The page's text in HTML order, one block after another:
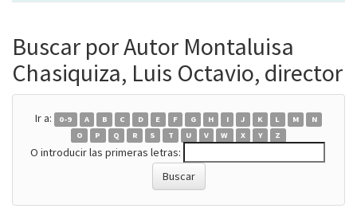
Buscar por Autor Montaluisa
Chasiquiza, Luis Octavio, director
Ir a: 0-9 A B C D E F G H I J K L M
N
O
P Q R S T U V W X Y Z
O introducir las primeras letras: